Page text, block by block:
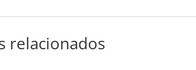
relacionados